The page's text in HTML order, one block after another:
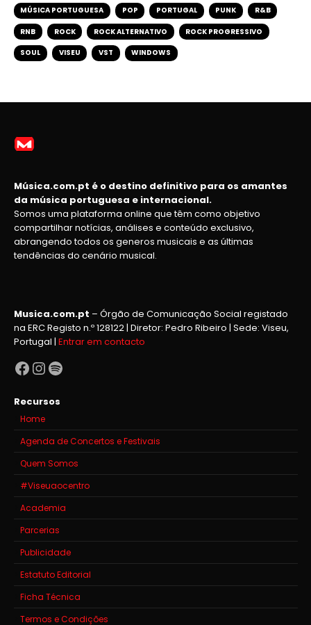
MÚSICA PORTUGUESA POP PORTUGAL PUNK R&B
RNB ROCK ROCK ALTERNATIVO ROCK PROGRESSIVO
SOUL VISEU VST WINDOWS
Música.com.pt é o destino definitivo para os amantes
da música portuguesa e internacional.
Somos uma plataforma online que têm como objetivo
compartilhar notícias, análises e conteúdo exclusivo,
abrangendo todos os generos musicais e as últimas
tendências do cenário musical.
Musica.com.pt – Órgão de Comunicação Social registado
na ERC Registo n.º 128122 | Diretor: Pedro Ribeiro | Sede: Viseu,
Portugal | Entrar em contacto
Facebook
Instagram
Spotify
Recursos
Home
Agenda de Concertos e Festivais
Quem Somos
#Viseuaocentro
Academia
Parcerias
Publicidade
Estatuto Editorial
Ficha Técnica
Termos e Condições